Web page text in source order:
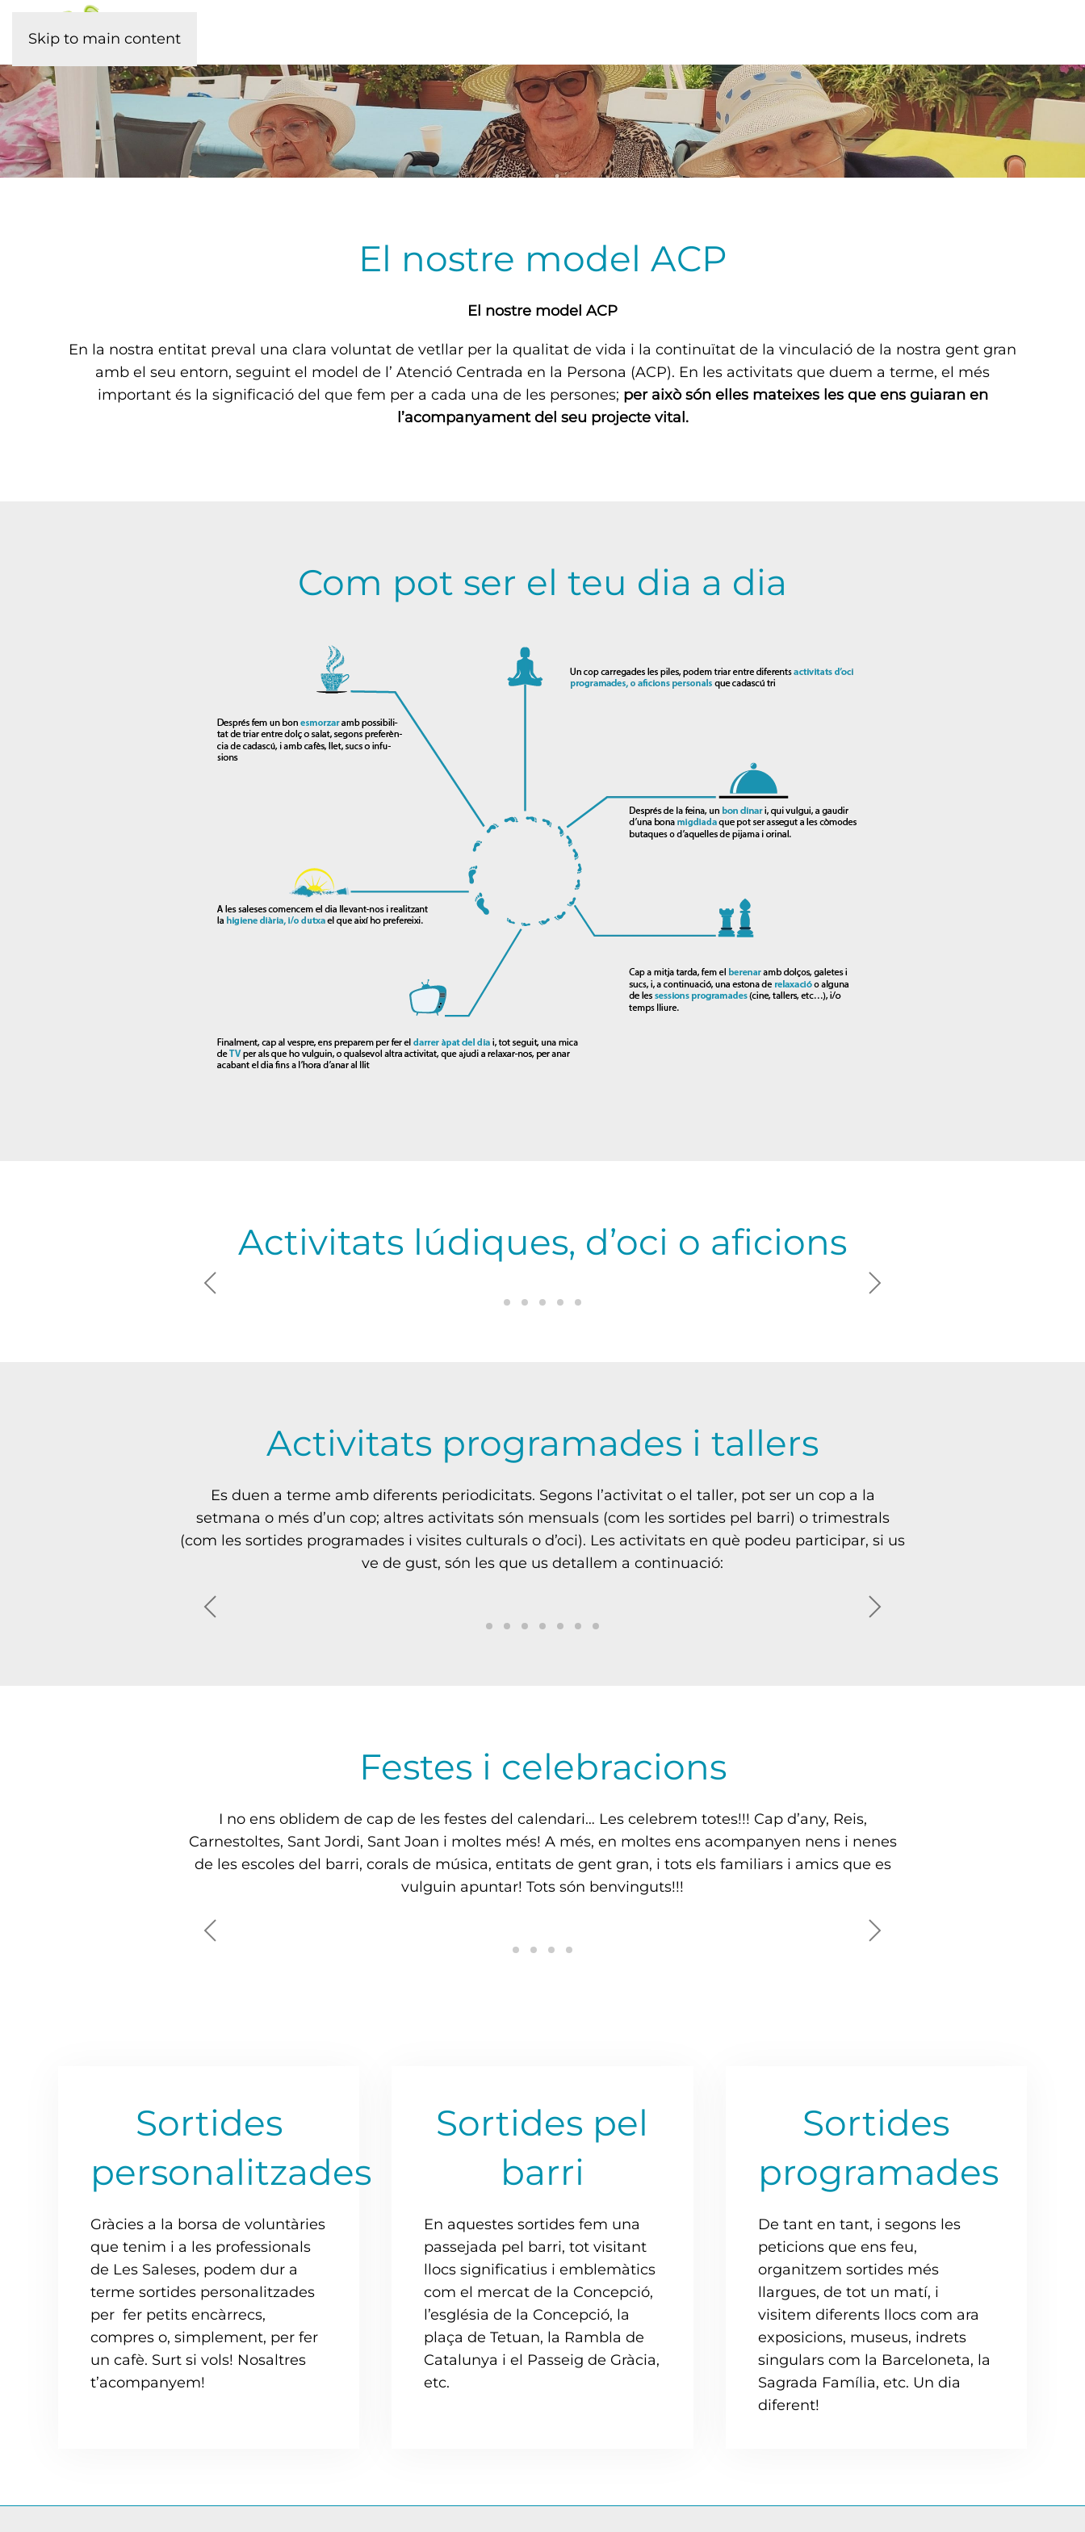
Skip to main content
El nostre model ACP
El nostre model ACP
En la nostra entitat preval una clara voluntat de vetllar per la qualitat de vida i la continuïtat de la vinculació de la nostra gent gran
amb el seu entorn, seguint el model de l’ Atenció Centrada en la Persona (ACP). En les activitats que duem a terme, el més
important és la significació del que fem per a cada una de les persones; per això són elles mateixes les que ens guiaran en
l’acompanyament del seu projecte vital.
Com pot ser el teu dia a dia
Activitats lúdiques, d’oci o aficions
Prenem el sol a les nostres terrasses (Unitats de convivència de Ramon Sala i
Tenim cura de les nostres plantes.
Passem l’estona amb qualsevol afició que tinguem…
Llegim revistes, el diari o llibres
Activitats programades i tallers
Es duen a terme amb diferents periodicitats. Segons l’activitat o el taller, pot ser un cop a la
setmana o més d’un cop; altres activitats són mensuals (com les sortides pel barri) o trimestrals
(com les sortides programades i visites culturals o d’oci). Les activitats en què podeu participar, si us
ve de gust, són les que us detallem a continuació:
Grups de psicomotricitat
Grups de reminiscència i memòria
BingoTaller de música
Sessió de cine d’època
Taller de cuina
Festes i celebracions
I no ens oblidem de cap de les festes del calendari… Les celebrem totes!!! Cap d’any, Reis,
Carnestoltes, Sant Jordi, Sant Joan i moltes més! A més, en moltes ens acompanyen nens i nenes
de les escoles del barri, corals de música, entitats de gent gran, i tots els familiars i amics que es
vulguin apuntar! Tots són benvinguts!!!
Sortides
personalitzades
Gràcies a la borsa de voluntàries
que tenim i a les professionals
de Les Saleses, podem dur a
terme sortides personalitzades
per fer petits encàrrecs,
compres o, simplement, per fer
un cafè. Surt si vols! Nosaltres
t’acompanyem!
Sortides pel
barri
En aquestes sortides fem una
passejada pel barri, tot visitant
llocs significatius i emblemàtics
com el mercat de la Concepció,
l’església de la Concepció, la
plaça de Tetuan, la Rambla de
Catalunya i el Passeig de Gràcia,
etc.
Sortides
programades
De tant en tant, i segons les
peticions que ens feu,
organitzem sortides més
llargues, de tot un matí, i
visitem diferents llocs com ara
exposicions, museus, indrets
singulars com la Barceloneta, la
Sagrada Família, etc. Un dia
diferent!